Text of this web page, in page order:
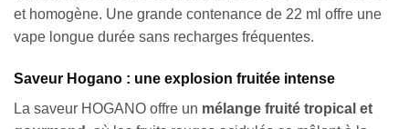
et homogène. Une grande contenance de 22 ml offre une
vape longue durée sans recharges fréquentes.
Saveur Hogano : une explosion fruitée intense
La saveur HOGANO offre un mélange fruité tropical et